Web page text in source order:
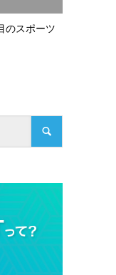
のスポーツ